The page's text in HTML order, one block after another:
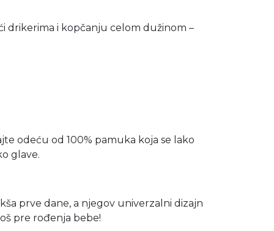
drikerima i kopčanju celom dužinom –
odeću od 100% pamuka koja se lako
glave.
prve dane, a njegov univerzalni dizajn
pre rođenja bebe!